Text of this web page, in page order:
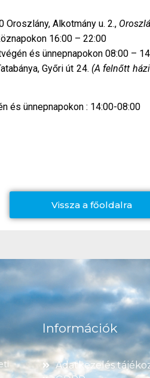
Alkotmány u. 2.,
16:00 – 22:00
08:00 –
Győri út 24. (A felnőtt
: 14:00-08:00
Vissza a főoldalra
Információk
Adatkezelés